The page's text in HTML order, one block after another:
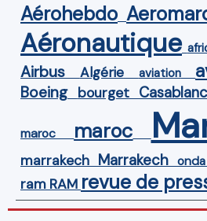
Aérohebdo
Aéronautique
Airbus Algérie aviation
Boeing bourget
maroc maroc
marrakech Marrakech onda
ram RAM revue de